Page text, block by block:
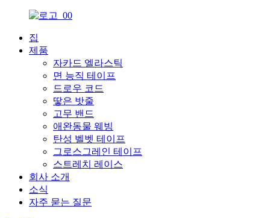
집
제품
자카드 엘라스틱
면 능직 테이프
드로우 코드
땋은 밧줄
고무 밴드
애완동물 웨빙
탄성 벨벳 테이프
그로스그레인 테이프
스트레치 레이스
회사 소개
소식
자주 묻는 질문